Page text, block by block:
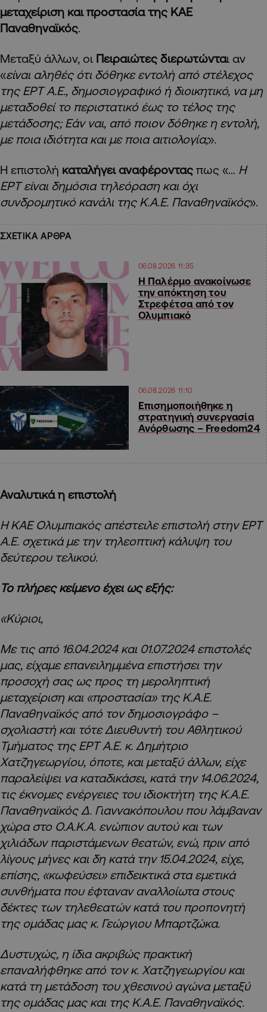
μεταχείριση και προστασία της ΚΑΕ
Παναθηναϊκός.
Μεταξύ άλλων, οι Πειραιώτες διερωτώνται αν
«είναι αληθές ότι δόθηκε εντολή από στέλεχος
της ΕΡΤ Α.Ε., δημοσιογραφικό ή διοικητικό, να μη
μεταδοθεί το περιστατικό έως το τέλος της
μετάδοσης; Εάν ναι, από ποιον δόθηκε η εντολή,
με ποια ιδιότητα και με ποια αιτιολογία;».
Η επιστολή καταλήγει αναφέροντας πως «… Η
ΕΡΤ είναι δημόσια τηλεόραση και όχι
συνδρομητικό κανάλι της Κ.Α.Ε. Παναθηναϊκός».
ΣΧΕΤΙΚΑ ΑΡΘΡΑ
06.08.2026 11:35
Η Παλέρμο ανακοίνωσε
την απόκτηση του
Στρεφέτσα από τον
Ολυμπιακό
06.08.2026 11:10
Επισημοποιήθηκε η
στρατηγική συνεργασία
Ανόρθωσης – Freedom24
Αναλυτικά η επιστολή
Η ΚΑΕ Ολυμπιακός απέστειλε επιστολή στην ΕΡΤ
Α.Ε. σχετικά με την τηλεοπτική κάλυψη του
δεύτερου τελικού.
Το πλήρες κείμενο έχει ως εξής:
«Κύριοι,
Με τις από 16.04.2024 και 01.07.2024 επιστολές
μας, είχαμε επανειλημμένα επιστήσει την
προσοχή σας ως προς τη μεροληπτική
μεταχείριση και «προστασία» της Κ.Α.Ε.
Παναθηναϊκός από τον δημοσιογράφο –
σχολιαστή και τότε Διευθυντή του Αθλητικού
Τμήματος της ΕΡΤ Α.Ε. κ. Δημήτριο
Χατζηγεωργίου, όποτε, και μεταξύ άλλων, είχε
παραλείψει να καταδικάσει, κατά την 14.06.2024,
τις έκνομες ενέργειες του ιδιοκτήτη της Κ.Α.Ε.
Παναθηναϊκός Δ. Γιαννακόπουλου που λάμβαναν
χώρα στο Ο.Α.Κ.Α. ενώπιον αυτού και των
χιλιάδων παριστάμενων θεατών, ενώ, πριν από
λίγους μήνες και δη κατά την 15.04.2024, είχε,
επίσης, «κωφεύσει» επιδεικτικά στα εμετικά
συνθήματα που έφταναν αναλλοίωτα στους
δέκτες των τηλεθεατών κατά του προπονητή
της ομάδας μας κ. Γεώργιου Μπαρτζώκα.
Δυστυχώς, η ίδια ακριβώς πρακτική
επαναλήφθηκε από τον κ. Χατζηγεωργίου και
κατά τη μετάδοση του χθεσινού αγώνα μεταξύ
της ομάδας μας και της Κ.Α.Ε. Παναθηναϊκός.